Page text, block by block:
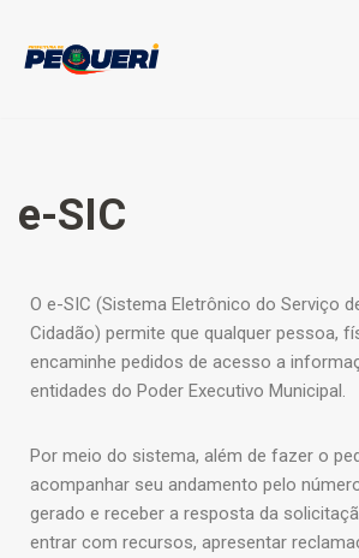
Pular
e-SIC
O e-SIC (Sistema Eletrônico do Serviço
Cidadão) permite que qualquer pessoa,
encaminhe pedidos de acesso a
entidades do Poder Executivo Municipal.
Por meio do sistema, além de fazer o
acompanhar seu andamento pelo
gerado e receber a resposta da
entrar com recursos, apresentar